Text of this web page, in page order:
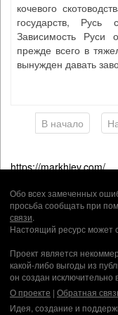
кочевого
государств, Русь
Зависимость Руси
прежде всего в
вынужден давать
В начало
https://markhiev.com/
Обо всех замеченных
просьба сообщать при
связи.
Настоящий ресурс может
Проект является
какой-либо выгоды из
он создан
О проекте | Обратная
Идея, создание и